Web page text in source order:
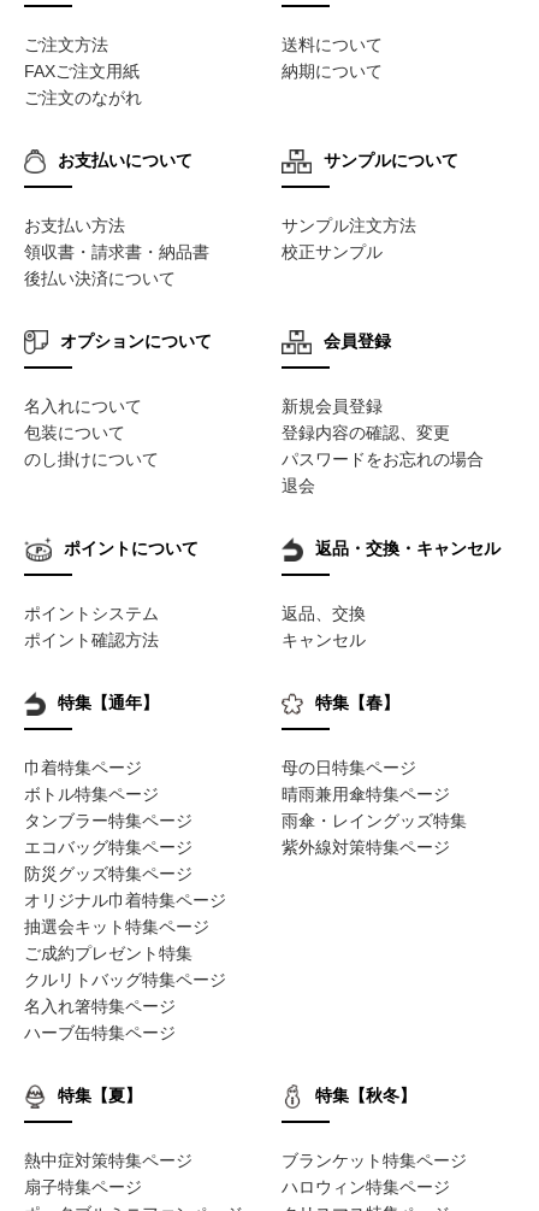
ご注文方法
FAXご注文用紙
ご注文のながれ
送料について
納期について
お支払いについて
お支払い方法
領収書・請求書・納品書
後払い決済について
サンプルについて
サンプル注文方法
校正サンプル
オプションについて
名入れについて
包装について
のし掛けについて
会員登録
新規会員登録
登録内容の確認、変更
パスワードをお忘れの場合
退会
ポイントについて
ポイントシステム
ポイント確認方法
返品・交換・キャンセル
返品、交換
キャンセル
特集【通年】
巾着特集ページ
ボトル特集ページ
タンブラー特集ページ
エコバッグ特集ページ
防災グッズ特集ページ
オリジナル巾着特集ページ
抽選会キット特集ページ
ご成約プレゼント特集
クルリトバッグ特集ページ
名入れ箸特集ページ
ハーブ缶特集ページ
特集【春】
母の日特集ページ
晴雨兼用傘特集ページ
雨傘・レイングッズ特集
紫外線対策特集ページ
特集【夏】
熱中症対策特集ページ
扇子特集ページ
特集【秋冬】
ブランケット特集ページ
ハロウィン特集ページ